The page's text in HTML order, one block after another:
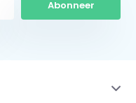
Abonneer